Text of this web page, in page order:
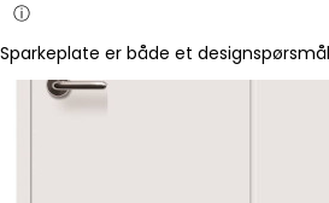
ⓘ
Sparkeplate er både et